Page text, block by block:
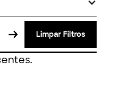
Limpar Filtros